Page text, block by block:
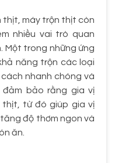
thịt, máy trộn thịt còn
nhiều vai trò quan
Một trong những ứng
năng trộn các loại
nhanh chóng và
bảo rằng gia vị
thịt, từ đó giúp gia vị
độ thơm ngon và
ăn.